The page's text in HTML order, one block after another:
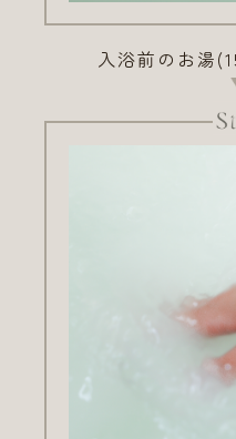
入浴前のお湯